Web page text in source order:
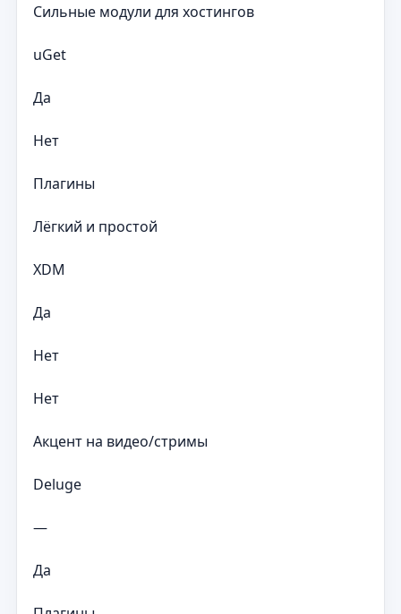
Сильные модули для хостингов
uGet
Да
Нет
Плагины
Лёгкий и простой
XDM
Да
Нет
Нет
Акцент на видео/стримы
Deluge
—
Да